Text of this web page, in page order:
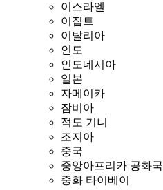
이스라엘
이집트
이탈리아
인도
인도네시아
일본
자메이카
잠비아
적도 기니
조지아
중국
중앙아프리카 공화국
중화 타이베이